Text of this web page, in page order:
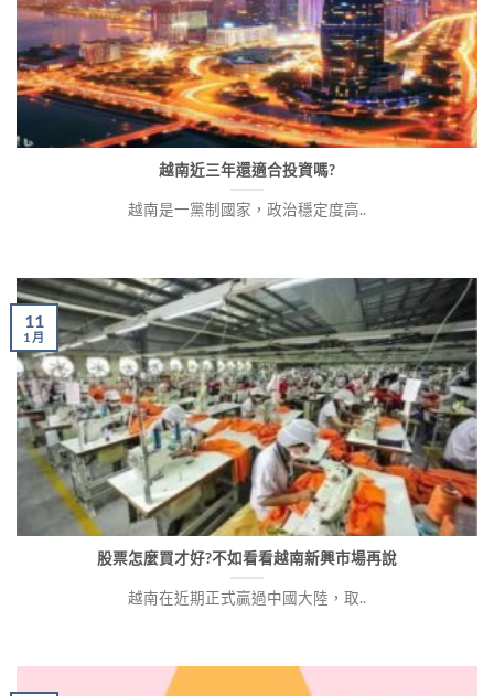
越南近三年還適合投資嗎?
越南是一黨制國家，政治穩定度高..
股票怎麼買才好?不如看看越南新興市場再說
越南在近期正式贏過中國大陸，取..
11
1 月